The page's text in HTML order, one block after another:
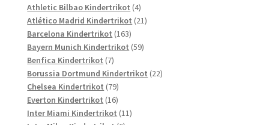
Produkte
Athletic Bilbao Kindertrikot 44
Produkte
Atlético Madrid Kindertrikot 2121
Barcelona Kindertrikot 163163
Produkte
Bayern Munich Kindertrikot 5959
Benfica Kindertrikot 77
Produkte
Borussia Dortmund Kindertrikot 2222
Chelsea Kindertrikot 7979
Produkte
Everton Kindertrikot 1616
Produkte
Inter Miami Kindertrikot 1111